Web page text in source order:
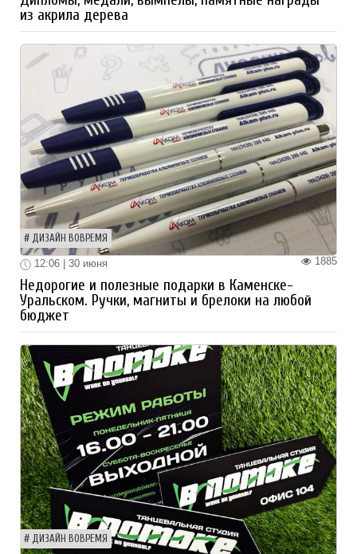
из акрила дерева
ДИЗАЙН ВОВРЕМЯ
1885
12:06 | 30 июня
Недорогие и полезные подарки в Каменске-
Уральском. Ручки, магниты и брелоки на любой
бюджет
ДИЗАЙН ВОВРЕМЯ